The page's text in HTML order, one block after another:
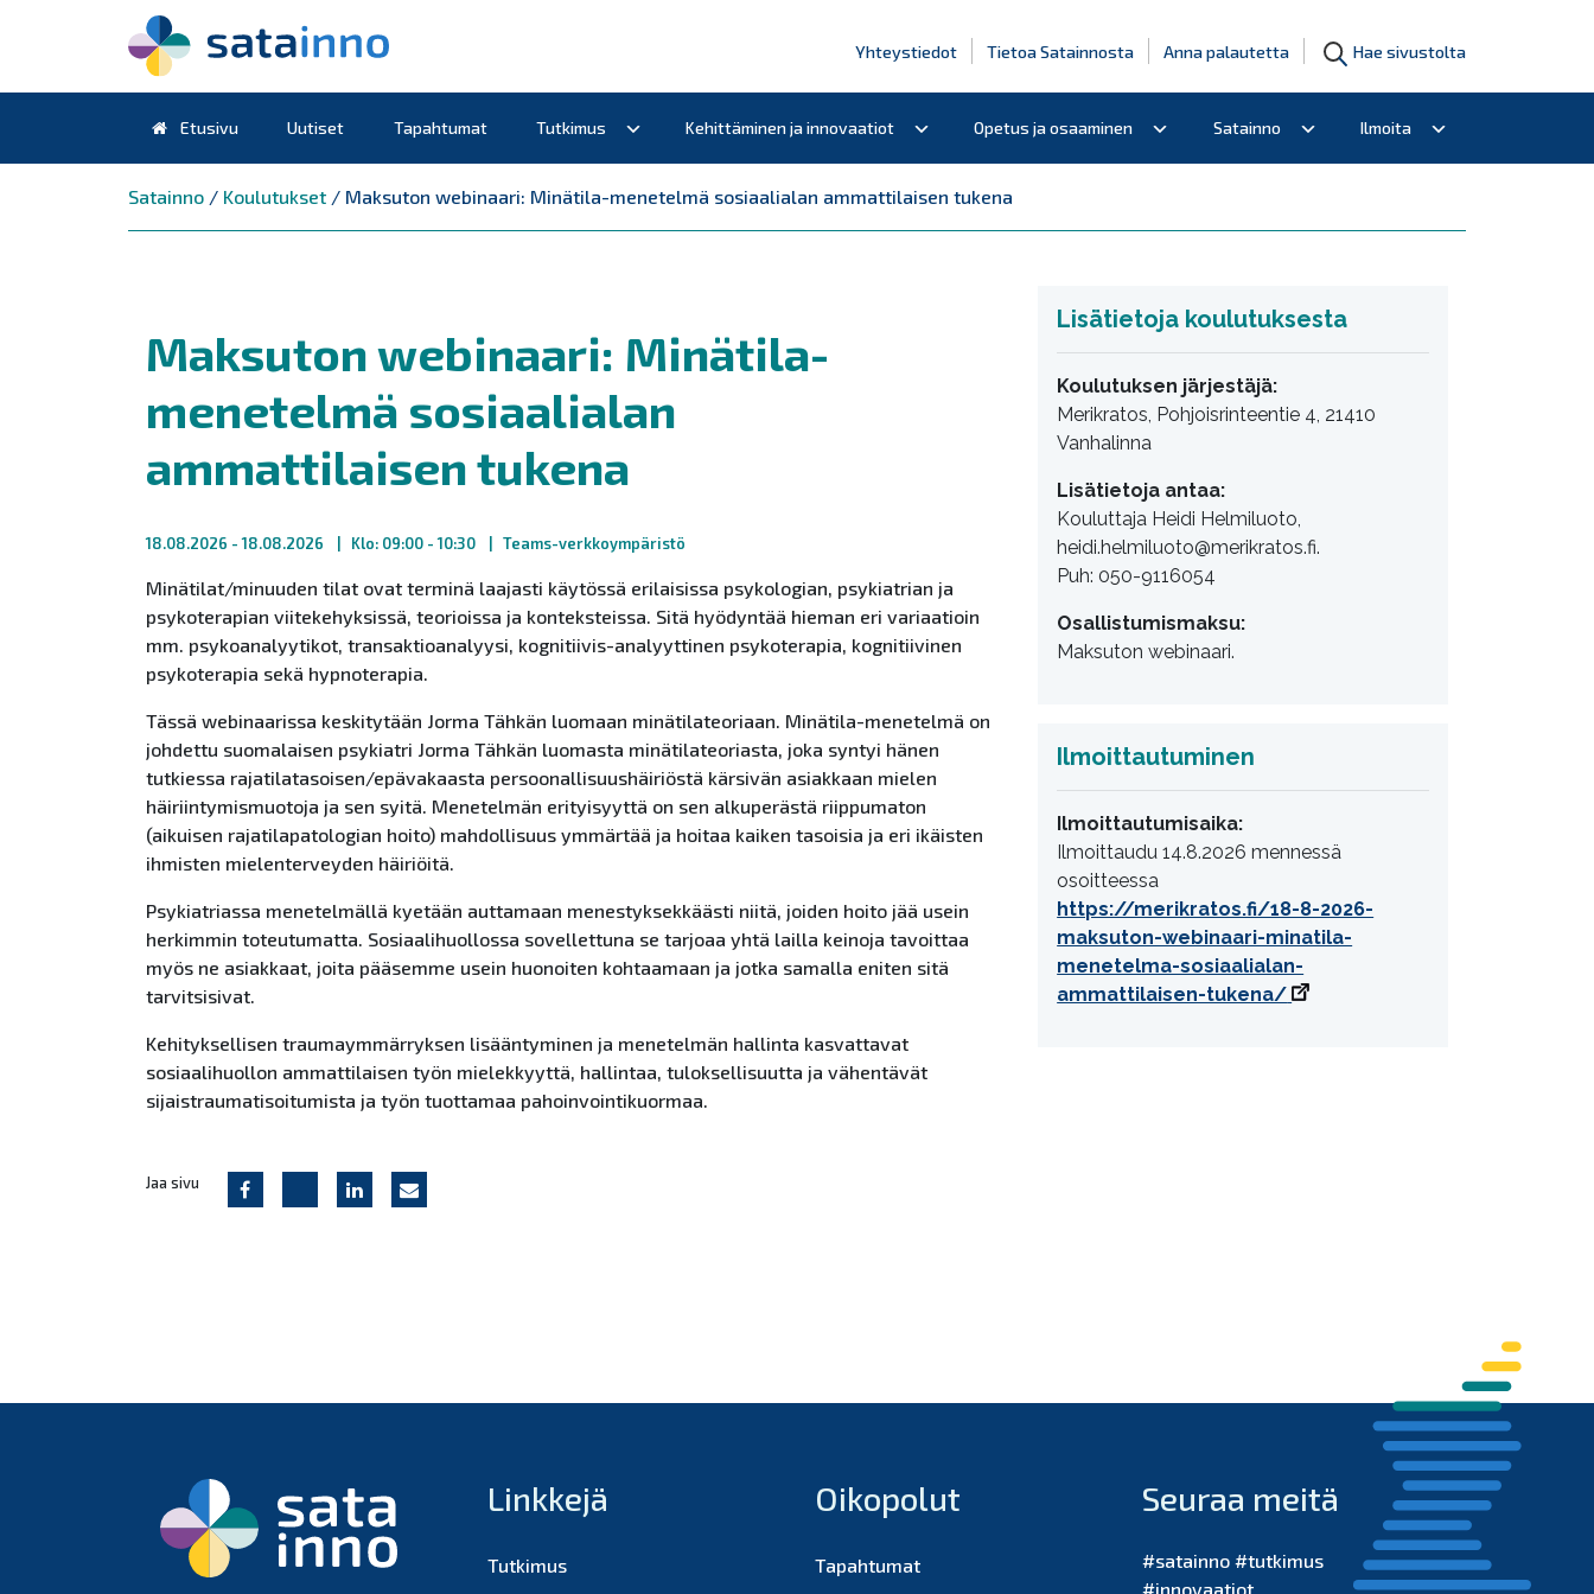
Yhteystiedot Tietoa Satainnosta Anna palautetta Hae sivustolta
PäävalikkoEtusivu Uutiset Tapahtumat Tutkimus Kehittäminen ja innovaatiot Opetus ja osaaminen Satainno Ilmoita
Satainno/ Koulutukset/ Maksuton webinaari: Minätila-menetelmä sosiaalialan ammattilaisen tukena
Maksuton webinaari: Minätila-
menetelmä sosiaalialan
ammattilaisen tukena
18.08.2026 - 18.08.2026 Klo: 09:00 - 10:30 Teams-verkkoympäristö
Minätilat/minuuden tilat ovat terminä laajasti käytössä erilaisissa psykologian, psykiatrian ja
psykoterapian viitekehyksissä, teorioissa ja konteksteissa. Sitä hyödyntää hieman eri variaatioin
mm. psykoanalyytikot, transaktioanalyysi, kognitiivis-analyyttinen psykoterapia, kognitiivinen
psykoterapia sekä hypnoterapia.
Tässä webinaarissa keskitytään Jorma Tähkän luomaan minätilateoriaan. Minätila-menetelmä on
johdettu suomalaisen psykiatri Jorma Tähkän luomasta minätilateoriasta, joka syntyi hänen
tutkiessa rajatilatasoisen/epävakaasta persoonallisuushäiriöstä kärsivän asiakkaan mielen
häiriintymismuotoja ja sen syitä. Menetelmän erityisyyttä on sen alkuperästä riippumaton
(aikuisen rajatilapatologian hoito) mahdollisuus ymmärtää ja hoitaa kaiken tasoisia ja eri ikäisten
ihmisten mielenterveyden häiriöitä.
Psykiatriassa menetelmällä kyetään auttamaan menestyksekkäästi niitä, joiden hoito jää usein
herkimmin toteutumatta. Sosiaalihuollossa sovellettuna se tarjoaa yhtä lailla keinoja tavoittaa
myös ne asiakkaat, joita pääsemme usein huonoiten kohtaamaan ja jotka samalla eniten sitä
tarvitsisivat.
Kehityksellisen traumaymmärryksen lisääntyminen ja menetelmän hallinta kasvattavat
sosiaalihuollon ammattilaisen työn mielekkyyttä, hallintaa, tuloksellisuutta ja vähentävät
sijaistraumatisoitumista ja työn tuottamaa pahoinvointikuormaa.
Jaa sivu
Lisätietoja koulutuksesta
Koulutuksen järjestäjä:
Merikratos, Pohjoisrinteentie 4, 21410
Vanhalinna
Lisätietoja antaa:
Kouluttaja Heidi Helmiluoto,
heidi.helmiluoto@merikratos.fi.
Puh: 050-9116054
Osallistumismaksu:
Maksuton webinaari.
Ilmoittautuminen
Ilmoittautumisaika:
Ilmoittaudu 14.8.2026 mennessä
osoitteessa
https://merikratos.fi/18-8-2026-
maksuton-webinaari-minatila-
menetelma-sosiaalialan-
ammattilaisen-tukena/
Linkkejä
Tutkimus
Oikopolut
Tapahtumat
Seuraa meitä
#satainno #tutkimus
#innovaatiot